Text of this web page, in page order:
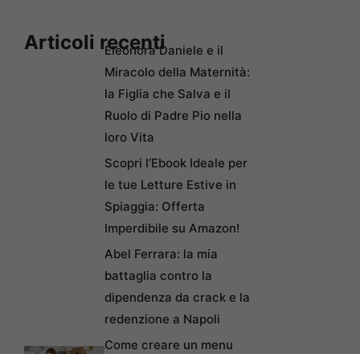
Articoli recentiEleonora Daniele e il
Miracolo della Maternità:
la Figlia che Salva e il
Ruolo di Padre Pio nella
loro Vita
Scopri l’Ebook Ideale per
le tue Letture Estive in
Spiaggia: Offerta
Imperdibile su Amazon!
Abel Ferrara: la mia
battaglia contro la
dipendenza da crack e la
redenzione a Napoli
Come creare un menu